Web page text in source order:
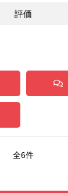
評価
全6件